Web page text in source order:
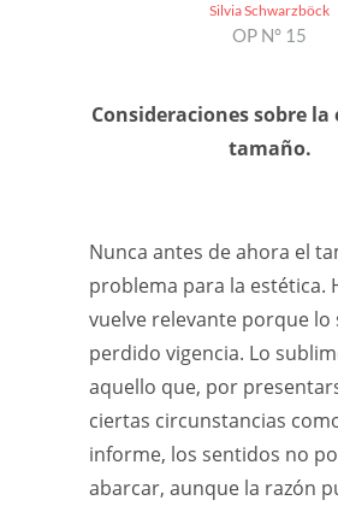
Silvia Schwarzböck
OP N° 15
Consideraciones sobre la
tamaño.
Nunca antes de ahora el
problema para la estética.
vuelve relevante porque lo
perdido vigencia. Lo
aquello que, por
ciertas circunstancias
informe, los sentidos no
abarcar, aunque la razón